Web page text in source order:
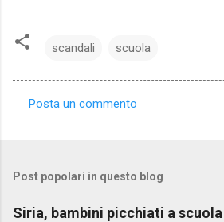
scandali scuola
e
Posta un commento
Post popolari in questo blog
Siria, bambini picchiati a